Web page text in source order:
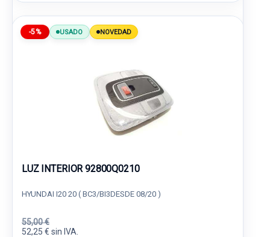
-5% USADO NOVEDAD
LUZ INTERIOR 92800Q0210
HYUNDAI I20 20 ( BC3/BI3DESDE 08/20 )
55,00 €
52,25 € sin IVA.